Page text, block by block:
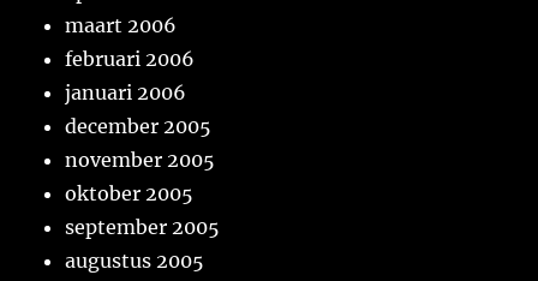
maart 2006
februari 2006
januari 2006
december 2005
november 2005
oktober 2005
september 2005
augustus 2005